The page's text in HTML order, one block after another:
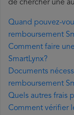
de chercher une
Quand pouvez-
remboursement
Comment faire
SmartLynx?
Documents
remboursement
Quels autres frais
Comment vérifier